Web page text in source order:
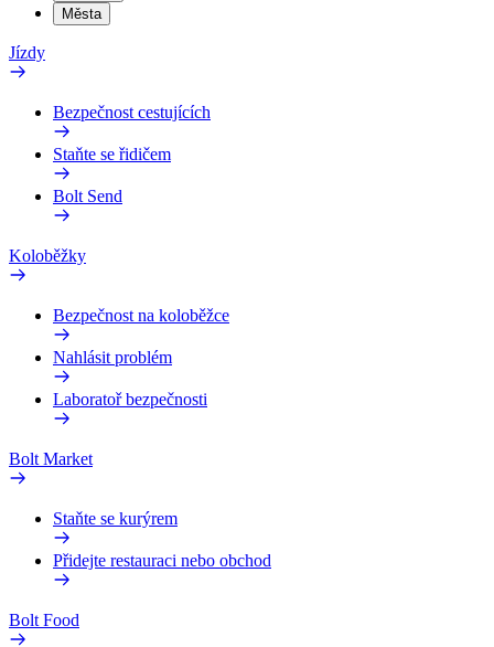
Města
Jízdy
Bezpečnost cestujících
Staňte se řidičem
Bolt Send
Koloběžky
Bezpečnost na koloběžce
Nahlásit problém
Laboratoř bezpečnosti
Bolt Market
Staňte se kurýrem
Přidejte restauraci nebo obchod
Bolt Food